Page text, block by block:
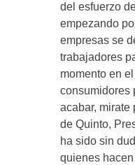
del esfuerzo
empezando
empresas se
trabajadores
momento en
consumidores
acabar, mirate
de Quinto,
ha sido sin
quienes